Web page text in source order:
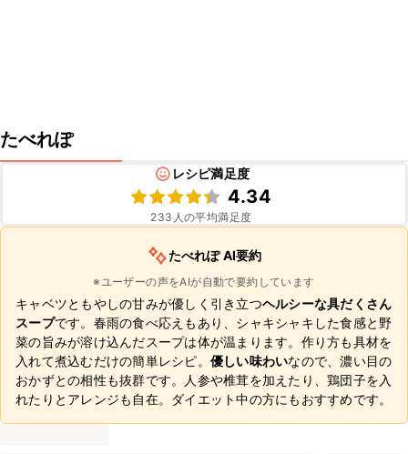
たべれぽ
レシピ満足度
4.34
233 人の平均満足度
たべれぽ AI要約
※ユーザーの声をAIが自動で要約しています
キャベツともやしの甘みが優しく引き立つヘルシーな具だくさん
スープです。春雨の食べ応えもあり、シャキシャキした食感と野
菜の旨みが溶け込んだスープは体が温まります。作り方も具材を
入れて煮込むだけの簡単レシピ。 優しい味わいなので、濃い目の
おかずとの相性も抜群です。人参や椎茸を加えたり、鶏団子を入
れたりとアレンジも自在。ダイエット中の方にもおすすめです。